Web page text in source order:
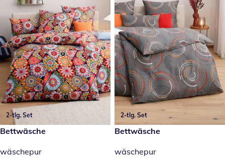
2-tlg. Set
29,99 €
Bettwäsche
wäschepur
2-tlg. Set
29,99 €
Bettwäsche
wäschepur